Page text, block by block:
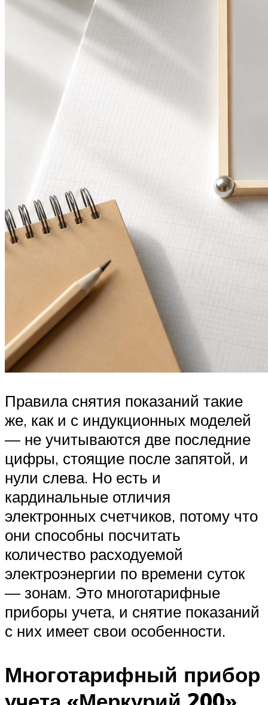
Правила снятия показаний такие
же, как и с индукционных моделей
— не учитываются две последние
цифры, стоящие после запятой, и
нули слева. Но есть и
кардинальные отличия
электронных счетчиков, потому что
они способны посчитать
количество расходуемой
электроэнергии по времени суток
— зонам. Это многотарифные
приборы учета, и снятие показаний
с них имеет свои особенности.
Многотарифный прибор